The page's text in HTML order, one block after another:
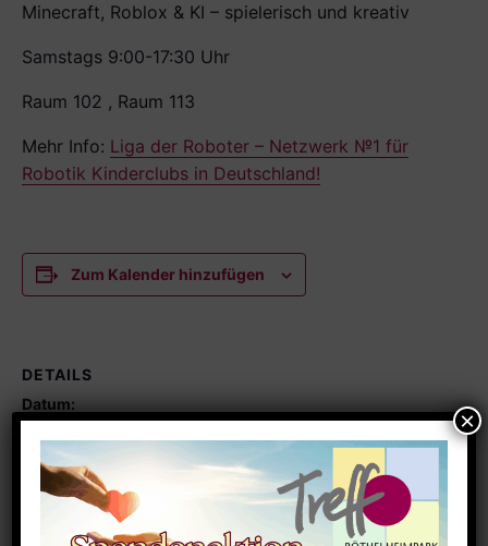
Minecraft, Roblox & KI – spielerisch und kreativ
Samstags 9:00-17:30 Uhr
Raum 102 , Raum 113
Mehr Info: Liga der Roboter – Netzwerk №1 für
Robotik Kinderclubs in Deutschland!
Zum Kalender hinzufügen
DETAILS
Datum:
Zeit:
9:00 - 17:30